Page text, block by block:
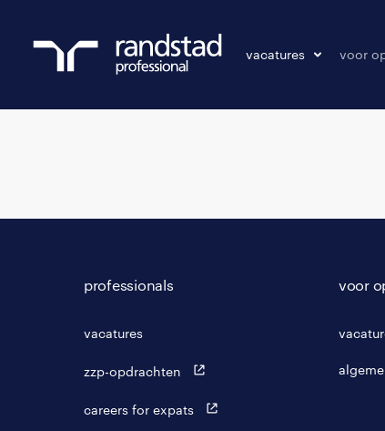
vacatures voor
professionals
vacatures
zzp-opdrachten
careers for expats
voor